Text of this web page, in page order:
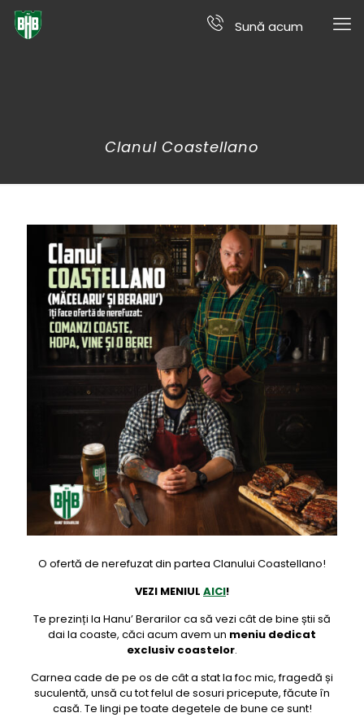
Sună acum
Clanul Coastellano
O ofertă de nerefuzat din partea Clanului Coastellano!
VEZI MENIUL AICI!
Te prezinți la Hanu’ Berarilor ca să vezi cât de bine știi să
dai la coaste, căci acum avem un meniu dedicat
exclusiv coastelor.
Carnea cade de pe os de cât a stat la foc mic, fragedă și
suculentă, unsă cu tot felul de sosuri pricepute, făcute în
casă. Te lingi pe toate degetele de bune ce sunt!